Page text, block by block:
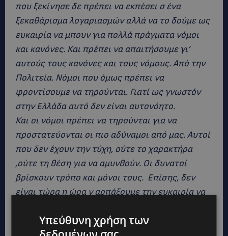
που ξεκίνησε δε πρέπει να εκπέσει σ ένα
ξεκαθάρισμα λογαριασμών αλλά να το δούμε ως
ευκαιρία να μπουν για πολλά πράγματα νόμοι
και κανόνες. Και πρέπει να απαιτήσουμε γι’
αυτούς τους κανόνες και τους νόμους. Από την
Πολιτεία. Νόμοι που όμως πρέπει να
φροντίσουμε να τηρούνται. Γιατί ως γνωστόν
στην Ελλάδα αυτό δεν είναι αυτονόητο.
Και οι νόμοι πρέπει να τηρούνται για να
προστατεύονται οι πιο αδύναμοι από μας. Αυτοί
που δεν έχουν την τύχη, ούτε το χαρακτήρα
,ούτε τη θέση για να αμυνθούν. Οι δυνατοί
βρίσκουν τρόπο και μόνοι τους. Επίσης, δεν
είναι τώρα η ώρα ν αρπάξουμε την ευκαιρία να
μας ενόχλησε γενικώς η συμπεριφορά του μέσα
Υπεύθυνη χρήση των